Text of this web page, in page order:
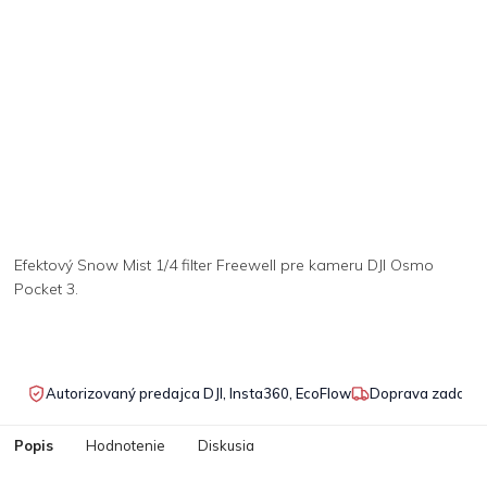
Efektový Snow Mist 1/4 filter Freewell pre kameru DJI Osmo
Pocket 3.
Autorizovaný predajca DJI, Insta360, EcoFlow Doprava
Popis Hodnotenie Diskusia